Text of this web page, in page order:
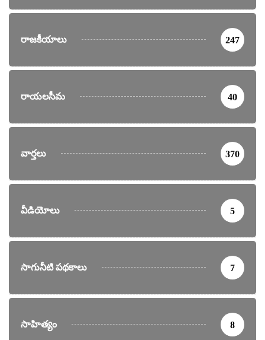
రాజకీయాలు 247
రాయలసీమ 40
వార్తలు 370
వీడియోలు 5
సాగునీటి పథకాలు 7
సాహిత్యం 8